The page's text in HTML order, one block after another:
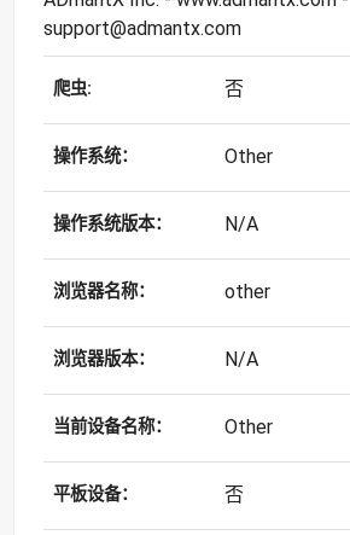
support@admantx.com
爬虫: 否
操作系统： Other
操作系统版本： N/A
浏览器名称： other
浏览器版本： N/A
当前设备名称： Other
平板设备： 否